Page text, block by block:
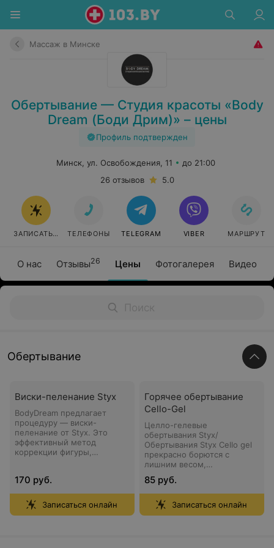
Массаж в Минске
Обертывание — Студия красоты «Body
Dream (Боди Дрим)» – цены
Профиль подтвержден
О нас Отзывы26 Цены Фотогалерея Видео
Минск, ул. Освобождения, 11
до 21:00
26 отзывов
5.0
ЗАПИСАТЬСЯ ТЕЛЕФОНЫ TELEGRAM VIBER МАРШРУТ
Обертывание
Виски-пеленание Styx
BodyDream предлагает
процедуру — виски-
пеленание от Styx. Это
эффективный метод
коррекции фигуры,
применением натуральной
линии Aromaderm.
Процедура сочетает в себе
170 руб.
Записаться онлайн
Горячее обертывание
Cello-Gel
Целло-гелевые
обертывания Styx/
Обертывания Styx Cello gel
прекрасно борются с
лишним весом,
(даже в запущенной
форме), дряблостью кожи.
Они также рекомендованы
85 руб.
Записаться онлайн